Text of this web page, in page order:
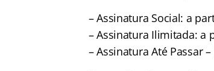
– Assinatura Social: a
– Assinatura Ilimitada: a
– Assinatura Até Passar